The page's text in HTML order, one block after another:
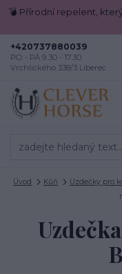
💣 Přírodní repelent,
+420737880039
PO - PÁ 9.30 - 17.30
Vrchlického 338/3 Liberec
Úvod Kůň Uzdečky pro